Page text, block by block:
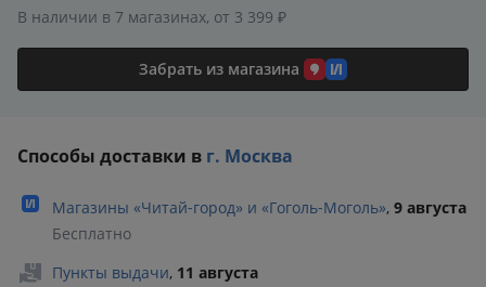
В наличии в 7 магазинах, от 3 399 ₽
Забрать из магазина
Способы доставки в г. Москва
Магазины «Читай‑город» и «Гоголь‑Моголь», 9 августа
Бесплатно
Пункты выдачи, 11 августа